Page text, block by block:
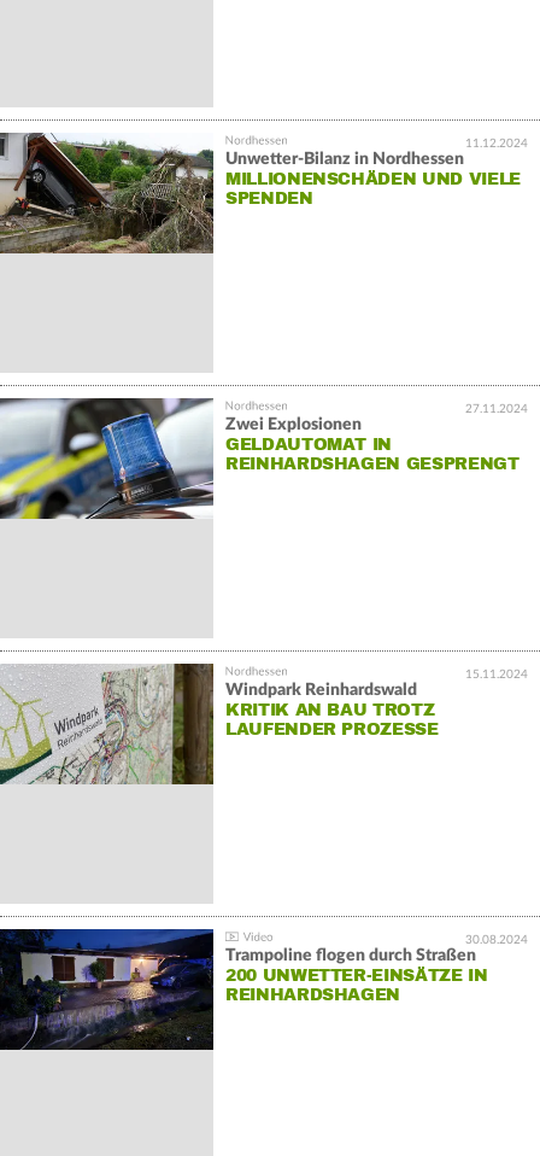
11.12.2024
Unwetter-Bilanz in Nordhessen
MILLIONENSCHÄDEN UND VIELE
SPENDEN
27.11.2024
Zwei Explosionen
GELDAUTOMAT IN
REINHARDSHAGEN GESPRENGT
15.11.2024
Windpark Reinhardswald
KRITIK AN BAU TROTZ
LAUFENDER PROZESSE
30.08.2024
Trampoline flogen durch Straßen
200 UNWETTER-EINSÄTZE IN
REINHARDSHAGEN